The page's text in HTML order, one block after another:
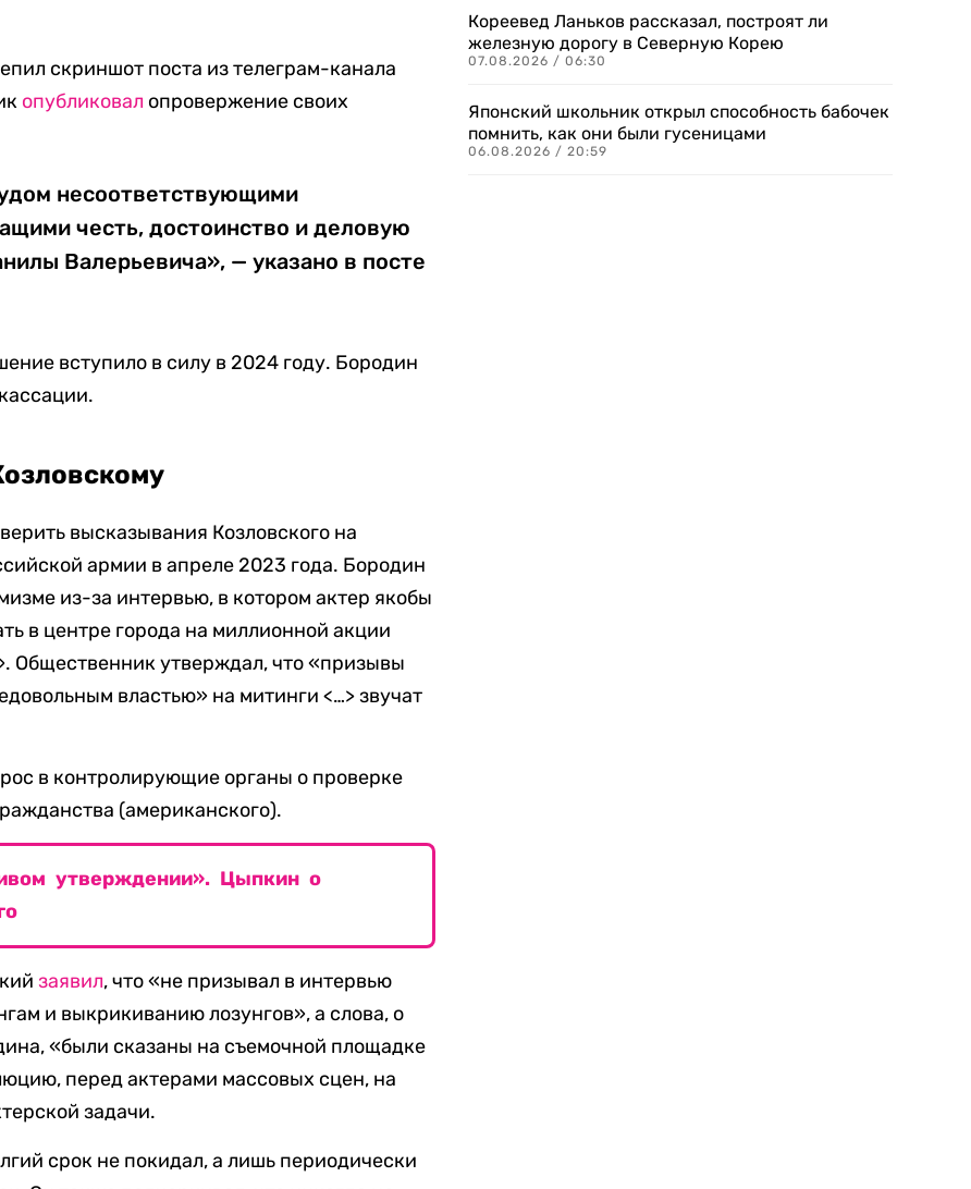
скриншот поста из телеграм-канала
опубликовал опровержение своих
несоответствующими
честь, достоинство и деловую
Валерьевича», — указано в посте
вступило в силу в 2024 году. Бородин
высказывания Козловского на
армии в апреле 2023 года. Бородин
из-за интервью, в котором актер якобы
в центре города на миллионной акции
Общественник утверждал, что «призывы
властью» на митинги <…> звучат
в контролирующие органы о проверке
(американского).
утверждении». Цыпкин о
заявил, что «не призывал в интервью
и выкрикиванию лозунгов», а слова, о
«были сказаны на съемочной площадке
перед актерами массовых сцен, на
задачи.
срок не покидал, а лишь периодически
Кореевед Ланьков рассказал, построят ли
железную дорогу в Северную Корею
07.08.2026 / 06:30
Японский школьник открыл способность бабочек
помнить, как они были гусеницами
06.08.2026 / 20:59